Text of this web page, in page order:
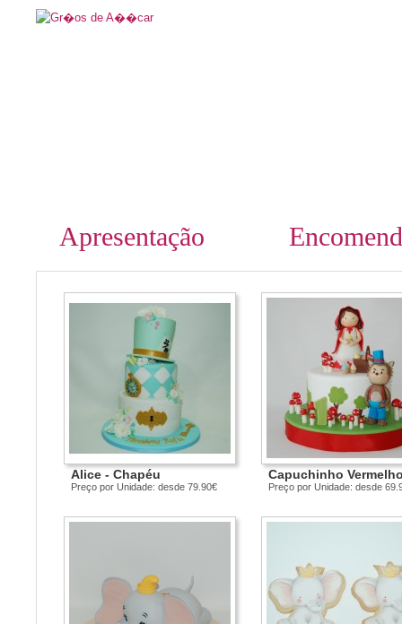
Apresentação
Alice - Chapéu
Preço por Unidade: desde 79.90€
Capuchinho
Preço por Unidade: desde